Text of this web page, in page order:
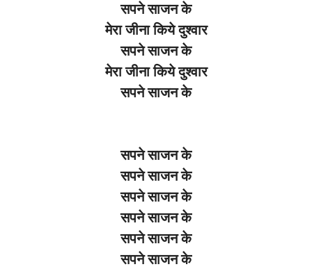
सपने साजन के
मेरा जीना किये दुश्वार
सपने साजन के
मेरा जीना किये दुश्वार
सपने साजन के
सपने साजन के
सपने साजन के
सपने साजन के
सपने साजन के
सपने साजन के
सपने साजन के